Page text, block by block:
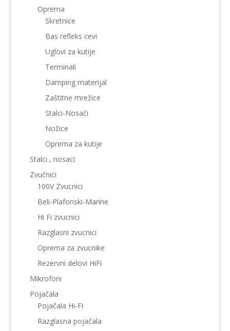
Oprema
Skretnice
Bas refleks cevi
Uglovi za kutije
Terminali
Damping materijal
Zaštitne mrežice
Stalci-Nosači
Nožice
Oprema za kutije
Stalci , nosaci
Zvučnici
100V Zvucnici
Beli-Plafonski-Marine
Hi Fi zvucnici
Razglasni zvucnici
Oprema za zvucnike
Rezervni delovi HiFi
Mikrofoni
Pojačala
Pojačala Hi-Fi
Razglasna pojačala